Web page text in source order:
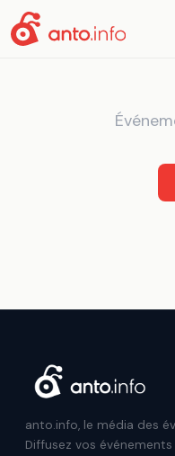
anto.info, le média des
Diffusez vos